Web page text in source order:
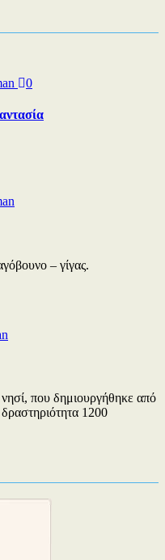
0
– γίγας.
που δημιουργήθηκε από
1200